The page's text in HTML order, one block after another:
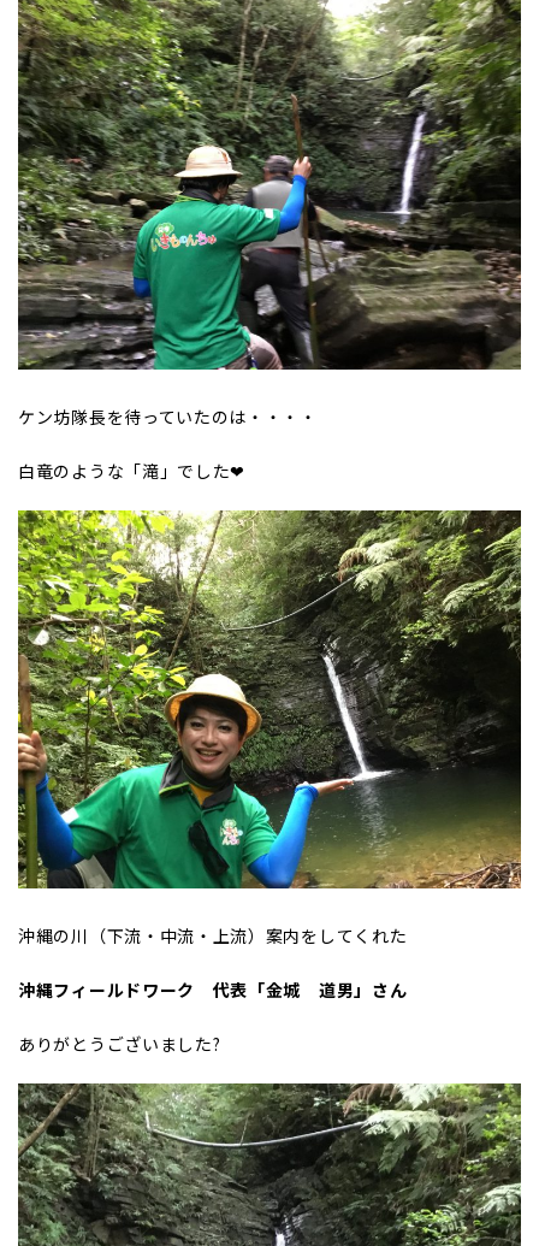
ケン坊隊長を待っていたのは・・・・
白竜のような「滝」でした❤
沖縄の川（下流・中流・上流）案内をしてくれた
沖縄フィールドワーク 代表「金城 道男」さん
ありがとうございました?